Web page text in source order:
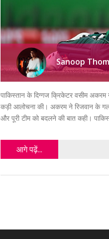
Sanoop
पाकिस्तान के दिग्गज क्रिकेटर वसीम
कड़ी आलोचना की। अकरम ने रिजवान के
और पूरी टीम को बदलने की बात कही।
आगे पढ़ें...